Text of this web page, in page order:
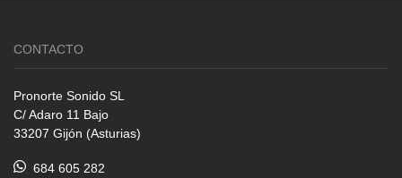
CONTACTO
Pronorte Sonido SL
C/ Adaro 11 Bajo
33207 Gijón (Asturias)
684 605 282